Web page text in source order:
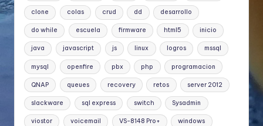
clone colas crud dd desarrollo
do while escuela firmware html5 inicio
java javascript js linux logros mssql
mysql openfire pbx php programacion
QNAP queues recovery retos server 2012
slackware sql express switch Sysadmin
viostor voicemail VS-8148 Pro+ windows